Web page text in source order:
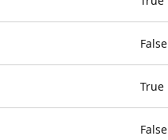
False
True
False